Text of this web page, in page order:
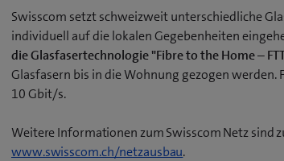
Swisscom setzt schweizweit unterschiedliche
individuell auf die lokalen Gegebenheiten
die Glasfasertechnologie "Fibre to the Home –
Glasfasern bis in die Wohnung gezogen werden.
10 Gbit/s.
Weitere Informationen zum Swisscom Netz sind
www.swisscom.ch/netzausbau.